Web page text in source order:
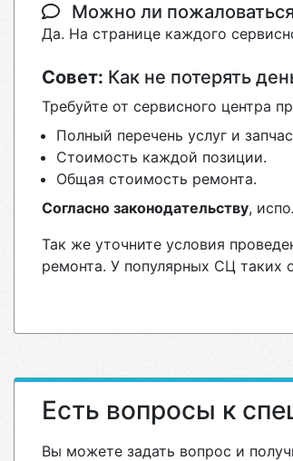
Можно ли
Да. На странице каждого
Совет: Как не потерять
Требуйте от сервисного центра
Полный перечень услуг и
Стоимость каждой позиции.
Общая стоимость ремонта.
Согласно законодательству,
Так же уточните условия
ремонта. У популярных СЦ таких
Есть вопросы к
Вы можете задать вопрос и